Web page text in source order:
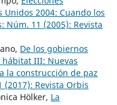
2004: Cuando los
Núm. 11 (2005): Revista
De los gobiernos
III: Nuevas
la construcción de paz
(2017): Revista Orbis
Hölker, La